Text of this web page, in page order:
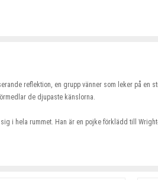
reflektion, en grupp vänner som leker på en
de djupaste känslorna.
i hela rummet. Han är en pojke förklädd till